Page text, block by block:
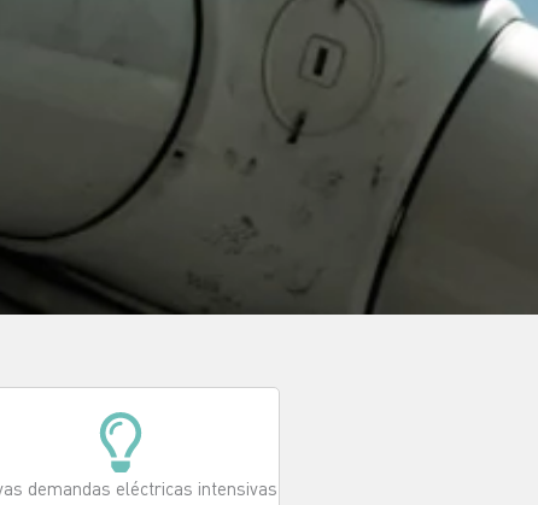
demandas eléctricas intensivas